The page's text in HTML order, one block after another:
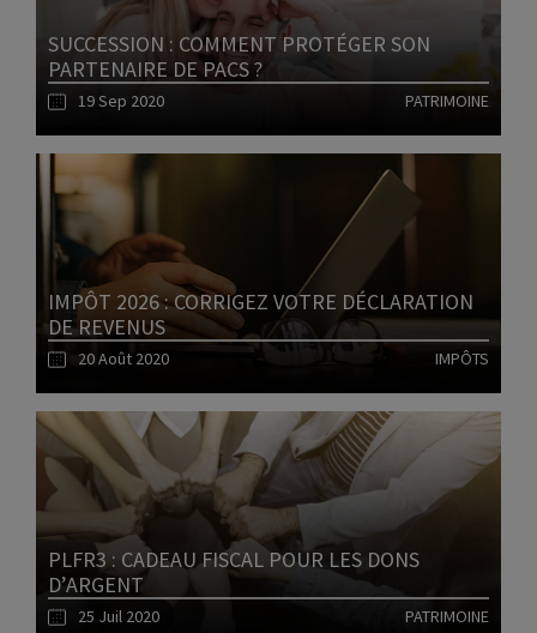
SUCCESSION : COMMENT PROTÉGER SON
PARTENAIRE DE PACS ?
19 Sep 2020 PATRIMOINE
Lire l'article
IMPÔT 2026 : CORRIGEZ VOTRE DÉCLARATION
DE REVENUS
20 Août 2020 IMPÔTS
Lire l'article
PLFR3 : CADEAU FISCAL POUR LES DONS
D’ARGENT
25 Juil 2020 PATRIMOINE